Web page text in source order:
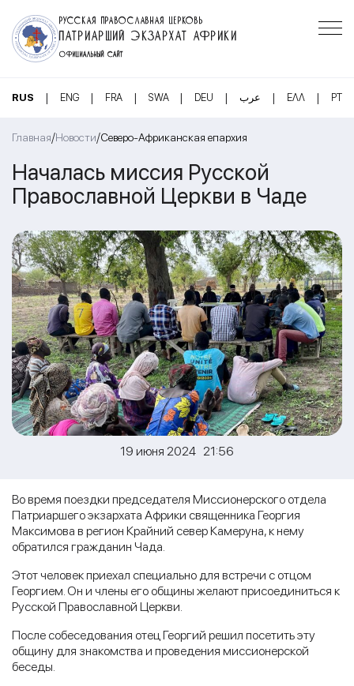
РУССКАЯ ПРАВОСЛАВНАЯ ЦЕРКОВЬ
ПАТРИАРШИЙ ЭКЗАРХАТ АФРИКИ
ОФИЦИАЛЬНЫЙ САЙТ
RUS | ENG | FRA | SWA | DEU | عرب | ΕΛΛ | PT
Главная/Новости/Северо-Африканская епархия
Началась миссия Русской
Православной Церкви в Чаде
19 июня 2024 21:56
Во время поездки председателя Миссионерского отдела
Патриаршего экзархата Африки священника Георгия
Максимова в регион Крайний север Камеруна, к нему
обратился гражданин Чада.
Этот человек приехал специально для встречи с отцом
Георгием. Он и члены его общины желают присоединиться к
Русской Православной Церкви.
После собеседования отец Георгий решил посетить эту
общину для знакомства и проведения миссионерской
беседы.